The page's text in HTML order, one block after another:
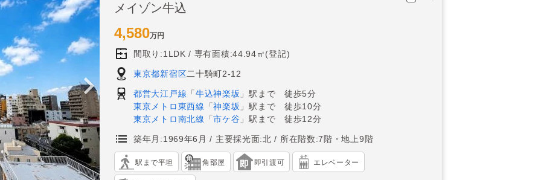
メイゾン牛込
4,580万円
間取り:1LDK 専有面積:44.94㎡(登記)
東京都新宿区二十騎町2-12
都営大江戸線 「 牛込神楽坂 」駅まで 徒歩5分
東京メトロ東西線
「神楽坂 」駅まで 徒歩10分
東京メトロ南北線
「市ケ谷 」駅まで 徒歩12分
築年月:1969年6月 主要採光面:北 所在階数:7階・地上9階
駅まで平坦 角部屋 即引渡可 エレベーター